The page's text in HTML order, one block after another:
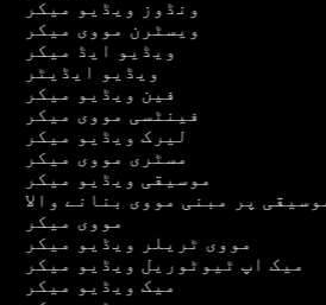
ونڈوز ویڈیو میکر
ویسٹرن مووی میکر
ویڈیو ایڈ میکر
ویڈیو ایڈیٹر
فین ویڈیو میکر
فینٹسی مووی میکر
لیرک ویڈیو میکر
مسٹری مووی میکر
موسیقی ویڈیو میکر
پر مبنی مووی بنانے والا
مووی میکر
مووی ٹریلر ویڈیو میکر
میک اپ ٹیوٹوریل ویڈیو میکر
میک ویڈیو میکر